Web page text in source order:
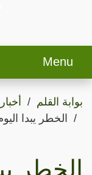
Menu
بوابة القلم
الخطر يبدا
الخطر